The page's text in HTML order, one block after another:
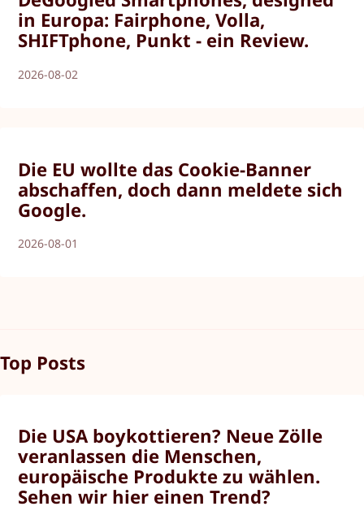
in Europa: Fairphone, Volla,
SHIFTphone, Punkt - ein Review.
2026-08-02
Die EU wollte das Cookie-Banner
abschaffen, doch dann meldete sich
Google.
2026-08-01
Top Posts
Die USA boykottieren? Neue Zölle
veranlassen die Menschen,
europäische Produkte zu wählen.
Sehen wir hier einen Trend?